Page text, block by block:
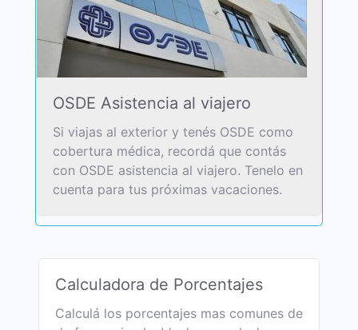
OSDE Asistencia al viajero
Si viajas al exterior y tenés OSDE como
cobertura médica, recordá que contás
con OSDE asistencia al viajero. Tenelo en
cuenta para tus próximas vacaciones.
Calculadora de Porcentajes
Calculá los porcentajes mas comunes de